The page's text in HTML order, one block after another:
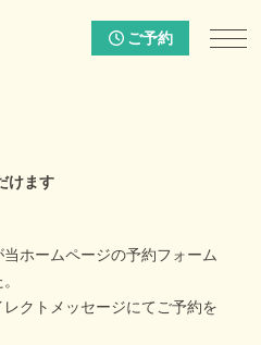
ご予約
けます
ホームページの予約フォーム
クトメッセージにてご予約を